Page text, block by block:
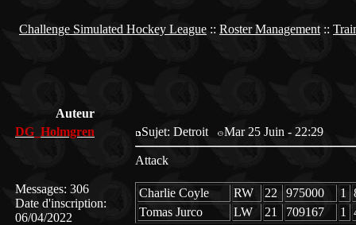
Challenge Simulated Hockey League :: Roster Management ::
Auteur
DG_Holmgren
Messages: 306
Date d'inscription:
06/04/2022
Sujet: Detroit Mar 25 Juin - 22:29
Attack
Charlie Coyle RW 22 975000 1
Tomas Jurco
LW 21 709167 1